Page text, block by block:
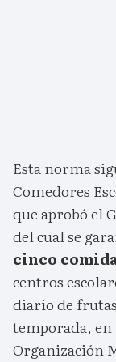
Esta norma
Comedores
que aprobó el
del cual se
cinco
centros
diario de
temporada, en
Organización